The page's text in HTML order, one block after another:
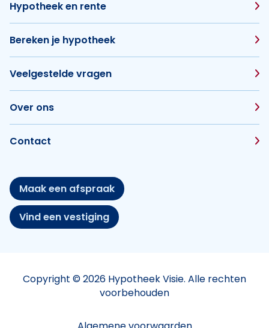
Hypotheek en rente
Bereken je hypotheek
Veelgestelde vragen
Over ons
Contact
Maak een afspraak
Vind een vestiging
Copyright © 2026 Hypotheek Visie. Alle rechten
voorbehouden